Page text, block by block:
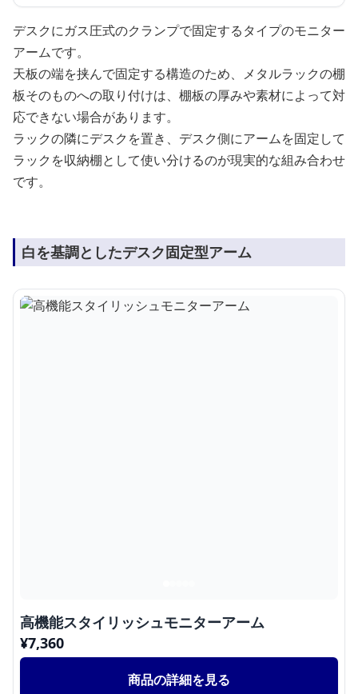
デスクにガス圧式のクランプで固定するタイプのモニター
アームです。
天板の端を挟んで固定する構造のため、メタルラックの棚
板そのものへの取り付けは、棚板の厚みや素材によって対
応できない場合があります。
ラックの隣にデスクを置き、デスク側にアームを固定して
ラックを収納棚として使い分けるのが現実的な組み合わせ
です。
白を基調としたデスク固定型アーム
高機能スタイリッシュモニターアーム
¥7,360
商品の詳細を見る